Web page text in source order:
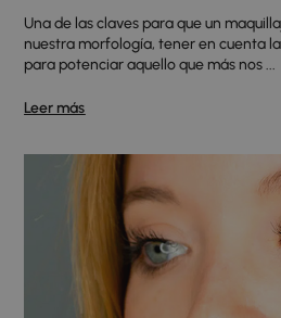
Una de las claves para que un
nuestra morfología, tener en cuenta
para potenciar aquello que más nos ...
Leer más